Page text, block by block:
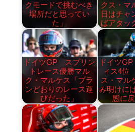
クモードで挑むべき
場所だと思ってい
た」
クス・マ
日はチャ
ばアタッ
ドイツGP スプリン
トレース優勝マル
ク・マルケス「プラ
ンどおりのレース運
びだった」
ドイツ
ィス4位
ス・マル
み明けに
態に戻